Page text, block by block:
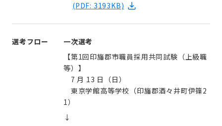
(PDF: 3193KB)
選考フロー
一次選考
【第1回印旛郡市職員採用共同試験（上級職
等）】
7 月 13 日（日）
東京学館高等学校（印旛郡酒々井町伊篠2
1）
↓